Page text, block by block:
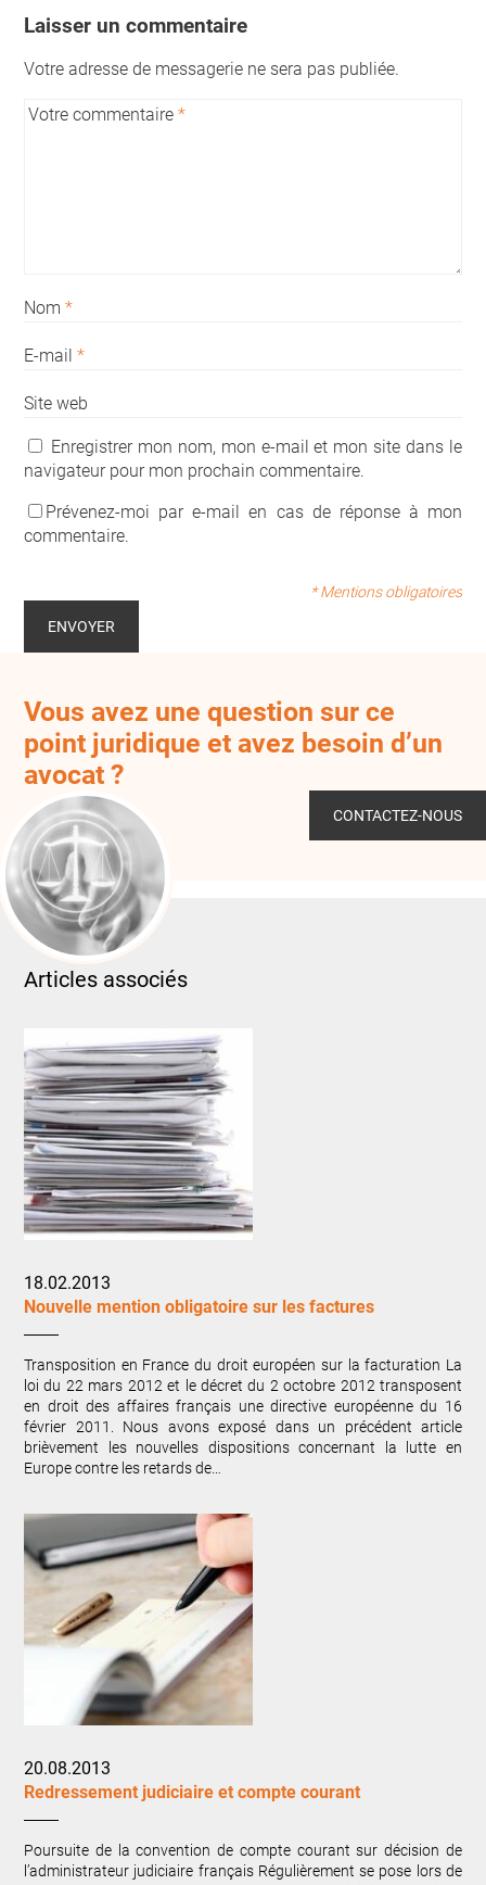
Laisser un commentaire
Votre adresse de messagerie ne sera pas publiée.
Votre commentaire *
Nom *
E-mail *
Site web
Enregistrer mon nom, mon e-mail et mon site dans le
navigateur pour mon prochain commentaire.
Prévenez-moi par e-mail en cas de réponse à mon
commentaire.
* Mentions obligatoires
Vous avez une question sur ce
point juridique et avez besoin d’un
avocat ?
CONTACTEZ-NOUS
Articles associés
18.02.2013
Nouvelle mention obligatoire sur les factures
Transposition en France du droit européen sur la facturation La
loi du 22 mars 2012 et le décret du 2 octobre 2012 transposent
en droit des affaires français une directive européenne du 16
février 2011. Nous avons exposé dans un précédent article
brièvement les nouvelles dispositions concernant la lutte en
Europe contre les retards de…
20.08.2013
Redressement judiciaire et compte courant
Poursuite de la convention de compte courant sur décision de
l’administrateur judiciaire français Régulièrement se pose lors de